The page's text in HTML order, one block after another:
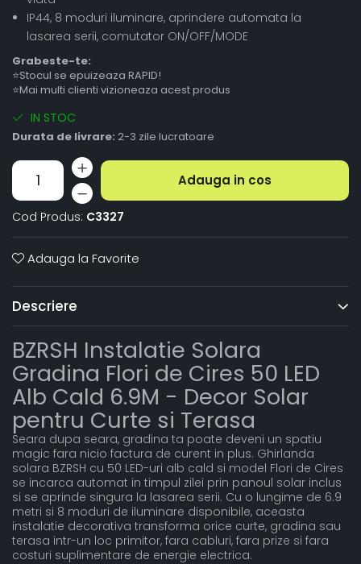
IP44, 8 moduri iluminare, aprindere automata la
lasarea serii, comutator ON/OFF/MODE
Grabeste-te:
⭐Stocul se epuizeaza RAPID!
⭐Mai multi clienti vizioneaza acest produs
IN STOC
Durata de livrare: 2-3 zile lucratoare
Adauga in cos
Cod Produs: C3327
Adauga la Favorite
Descriere
BZRSH Instalatie Solara
Gradina Flori de Cires 50 LED
Alb Cald 6.9M - Decor Solar
pentru Curte si Terasa
Seara dupa seara, gradina ta poate deveni un spatiu
magic fara nicio factura de curent in plus. Ghirlanda
solara BZRSH cu 50 LED-uri alb cald si model Flori de Cires
se incarca automat in timpul zilei prin panoul solar inclus
si se aprinde singura la lasarea serii. Cu o lungime de 6.9
metri si 8 moduri de iluminare disponibile, aceasta
instalatie decorativa transforma orice curte, gradina sau
terasa intr-un loc primitor, fara cabluri, fara prize si fara
costuri suplimentare de energie electrica.